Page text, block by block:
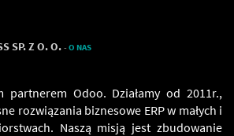
SP. Z O. O. - O NAS
partnerem Odoo. Działamy od 2011r.,
rozwiązania biznesowe ERP w małych i
Naszą misją jest zbudowanie